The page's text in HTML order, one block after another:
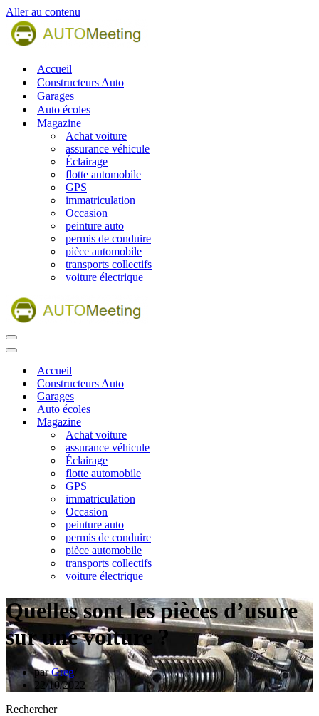
Aller au contenu
Accueil
Constructeurs Auto
Garages
Auto écoles
Magazine
Achat voiture
assurance véhicule
Éclairage
flotte automobile
GPS
immatriculation
Occasion
peinture auto
permis de conduire
pièce automobile
transports collectifs
voiture électrique
Menu
de
Menu
navigationAccueil
Constructeurs Auto
Garages
Auto écoles
Magazine
Achat voiture
assurance véhicule
Éclairage
flotte automobile
GPS
immatriculation
Occasion
peinture auto
permis de conduire
pièce automobile
transports collectifs
voiture électrique
Quelles sont les pièces d’usure
sur une voiture ?
parGreg
22/10/2022
Rechercher